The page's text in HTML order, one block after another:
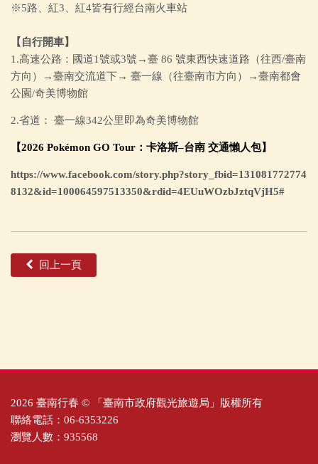
※5路、紅3、紅4皆有行經台南火車站
【自行開車】
1.高速公路：國道1號或3號→臺 86 號東西快速道路（往西/臺南
方向）→臺南交流道下→ 臺一線（往臺南市方向）→臺南都會
公園/奇美博物館
2.省道： 臺一線342公里即為奇美博物館
【2026 Pokémon GO Tour：卡洛斯–台南 交通懶人包】
https://www.facebook.com/story.php?story_fbid=131081772774
8132&id=100064597513350&rdid=4EUuWOzbJztqVjH5#
回上一頁
2026 臺南行春 © 「臺南市政府觀光旅遊局」版權所有
聯絡電話：06-6353226
瀏覽人數：935568